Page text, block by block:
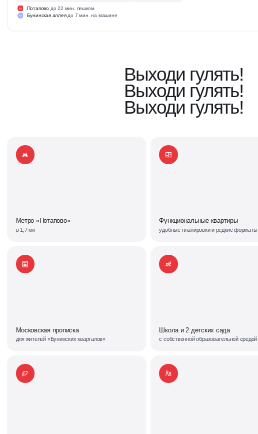
М Потапово до 22 мин. пешком
М Бунинская аллея до 7 мин. на машине
Выходи гулять!
Выходи гулять!
Выходи гулять!
Метро «Потапово»
в 1,7 км
Функциональные квартиры
удобные планировки и редкие форматы
Московская прописка
для жителей «Бунинских кварталов»
Школа и 2 детских сада
с собственной образовательной средой